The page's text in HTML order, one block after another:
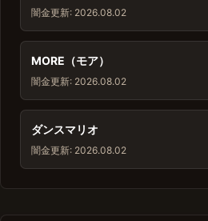
闇金更新: 2026.08.02
MORE（モア）
闇金更新: 2026.08.02
ダンスマリオ
闇金更新: 2026.08.02